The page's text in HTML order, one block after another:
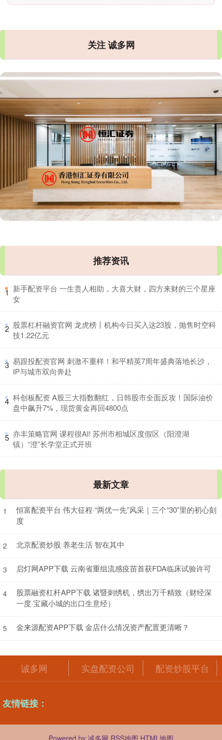
关注 诚多网
推荐资讯
1 ​新手配资平台 一生贵人相助，大喜大财，四方来财的三个星座
女
2 ​股票杠杆融资官网 龙虎榜丨机构今日买入这23股，抛售时空科
技1.22亿元
3 ​易跟投配资官网 刺激不重样！和平精英7周年盛典落地长沙，
IP与城市双向奔赴
4 ​科创板配资 A股三大指数翻红，日韩股市全面反攻！国际油价
盘中飙升7%，现货黄金再回4800点
5 ​亦丰策略官网 课程很AI! 苏州市相城区度假区（阳澄湖
镇）“澄”长学堂正式开班
最新文章
1
恒富配资平台 伟大征程·“两优一先”风采｜三个“30”里的初心刻
度
2 北京配资炒股 养老生活 智在其中
3 启灯网APP下载 云南省重组流感疫苗首获FDA临床试验许可
4
股票融资杠杆APP下载 诸暨刺绣机，绣出万千精致（财经深
一度·宝藏小城的出口生意经）
5 金来源配资APP下载 金店什么情况资产配置更清晰？
诚多网 实盘配资公司 配资炒股平台
友情链接：